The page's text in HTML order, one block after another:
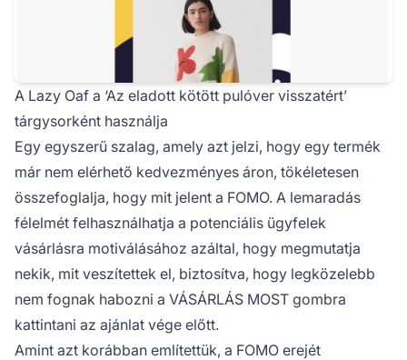
A Lazy Oaf a ‘Az eladott kötött pulóver visszatért’
tárgysorként használja
Egy egyszerű szalag, amely azt jelzi, hogy egy termék
már nem elérhető kedvezményes áron, tökéletesen
összefoglalja, hogy mit jelent a FOMO. A lemaradás
félelmét felhasználhatja a potenciális ügyfelek
vásárlásra motiválásához azáltal, hogy megmutatja
nekik, mit veszítettek el, biztosítva, hogy legközelebb
nem fognak habozni a VÁSÁRLÁS MOST gombra
kattintani az ajánlat vége előtt.
Amint azt korábban említettük, a FOMO erejét